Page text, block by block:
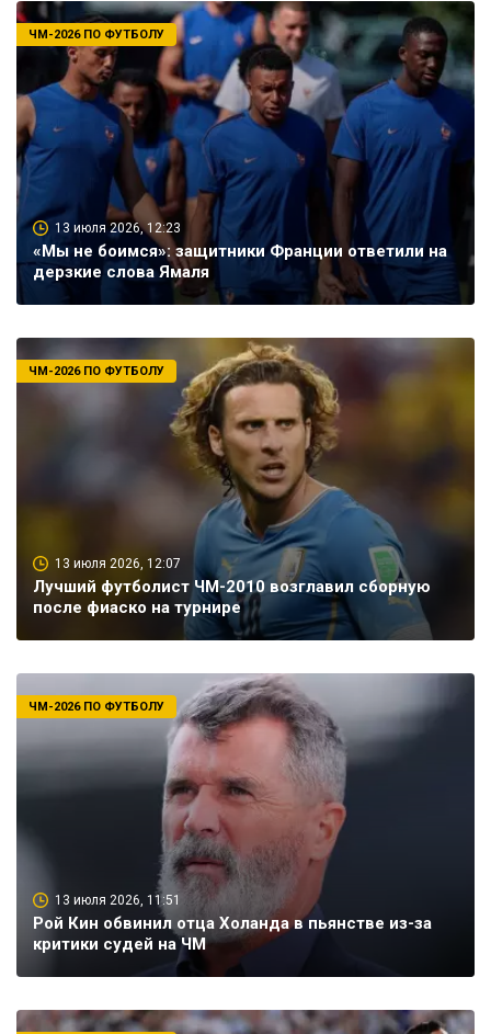
13 июля 2026, 12:23
«Мы не боимся»: защитники Франции ответили на
дерзкие слова Ямаля
ЧМ-2026 ПО ФУТБОЛУ
13 июля 2026, 12:07
Лучший футболист ЧМ-2010 возглавил сборную
после фиаско на турнире
ЧМ-2026 ПО ФУТБОЛУ
13 июля 2026, 11:51
Рой Кин обвинил отца Холанда в пьянстве из-за
критики судей на ЧМ
ЧМ-2026 ПО ФУТБОЛУ